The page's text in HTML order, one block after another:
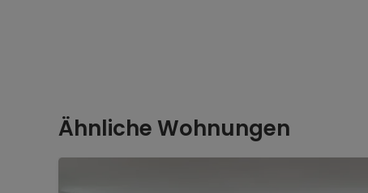
Ähnliche Wohnungen